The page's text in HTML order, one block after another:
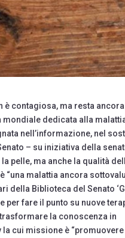
è contagiosa, ma resta
dedicata alla
nell’informazione, nel
– su iniziativa della
pelle, ma anche la qualità
malattia ancora
della Biblioteca del Senato
per fare il punto su nuove
la conoscenza in
cui missione è “promuovere